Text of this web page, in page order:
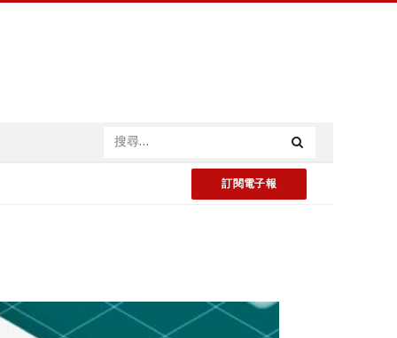
訂閱電子報